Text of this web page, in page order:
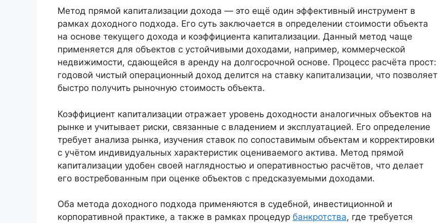
Метод прямой капитализации дохода — это ещё один эффективный инструмент в
рамках доходного подхода. Его суть заключается в определении стоимости объекта
на основе текущего дохода и коэффициента капитализации. Данный метод чаще
применяется для объектов с устойчивыми доходами, например, коммерческой
недвижимости, сдающейся в аренду на долгосрочной основе. Процесс расчёта прост:
годовой чистый операционный доход делится на ставку капитализации, что позволяет
быстро получить рыночную стоимость объекта.
Коэффициент капитализации отражает уровень доходности аналогичных объектов на
рынке и учитывает риски, связанные с владением и эксплуатацией. Его определение
требует анализа рынка, изучения ставок по сопоставимым объектам и корректировки
с учётом индивидуальных характеристик оцениваемого актива. Метод прямой
капитализации удобен своей наглядностью и оперативностью расчётов, что делает
его востребованным при оценке объектов с предсказуемыми доходами.
Оба метода доходного подхода применяются в судебной, инвестиционной и
корпоративной практике, а также в рамках процедур банкротства, где требуется